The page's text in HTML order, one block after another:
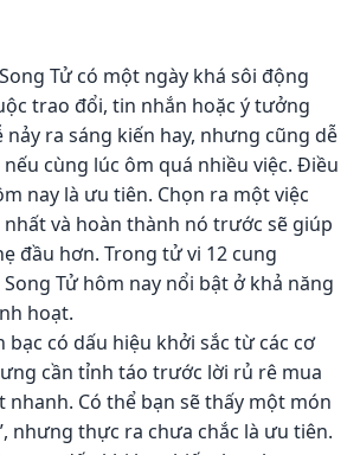
Song Tử có một ngày khá sôi động
trao đổi, tin nhắn hoặc ý tưởng
nảy ra sáng kiến hay, nhưng cũng dễ
cùng lúc ôm quá nhiều việc. Điều
nay là ưu tiên. Chọn ra một việc
và hoàn thành nó trước sẽ giúp
đầu hơn. Trong tử vi 12 cung
Tử hôm nay nổi bật ở khả năng
hoạt.
bạc có dấu hiệu khởi sắc từ các cơ
cần tỉnh táo trước lời rủ rê mua
nhanh. Có thể bạn sẽ thấy một món
nhưng thực ra chưa chắc là ưu tiên.